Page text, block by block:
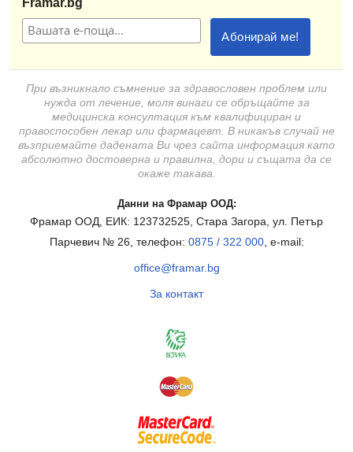
При възникнало съмнение за здравословен проблем или
нужда от лечение, моля винаги се обръщайте за
медицинска консултация към квалифициран и
правоспособен лекар или фармацевт. В никакъв случай не
възприемайте дадената Ви чрез сайта информация като
абсолютно достоверна и правилна, дори и същата да се
окаже такава.
Данни на Фрамар ООД:
Фрамар ООД, ЕИК: 123732525, Стара Загора, ул. Петър
Парчевич № 26, телефон: 0875 / 322 000, e-mail:
office@framar.bg
За контакт